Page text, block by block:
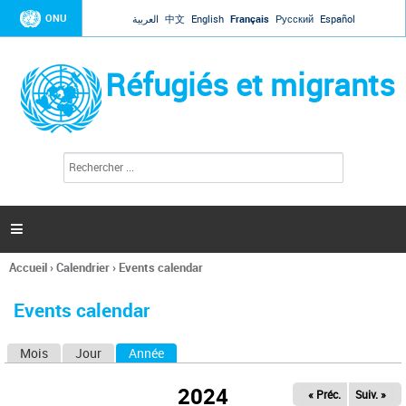
Jump to navigation
ONU العربية 中文 English Français Русский Español
Réfugiés et migrants
l
c
h
e

Vous
ici
Accueil›Calendrier› Events calendar
Events calendar
Mois Jour Année
2024 « Préc. Suiv. »